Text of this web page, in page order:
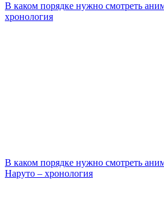
В каком порядке нужно смотреть
хронология
В каком порядке нужно смотреть
Наруто – хронология